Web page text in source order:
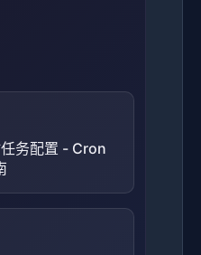
务配置 - Cron